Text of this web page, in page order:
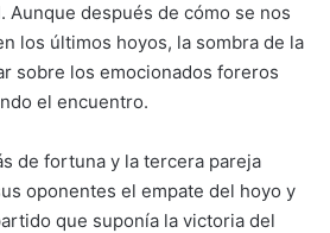
Aunque después de cómo se nos
los últimos hoyos, la sombra de la
sobre los emocionados foreros
el encuentro.
de fortuna y la tercera pareja
oponentes el empate del hoyo y
que suponía la victoria del